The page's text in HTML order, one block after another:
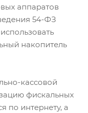
аппаратов
54-ФЗ
накопитель
кассовой
фискальных
по интернету, а